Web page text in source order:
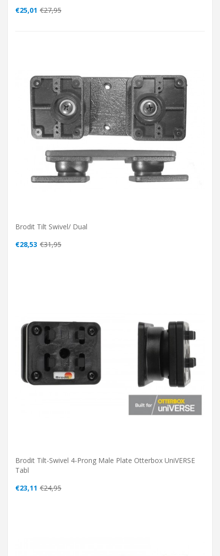
€25,01 €27,95
Brodit Tilt Swivel/ Dual
€28,53 €31,95
Brodit Tilt-Swivel 4-Prong Male Plate Otterbox UniVERSE
Tabl
€23,11 €24,95